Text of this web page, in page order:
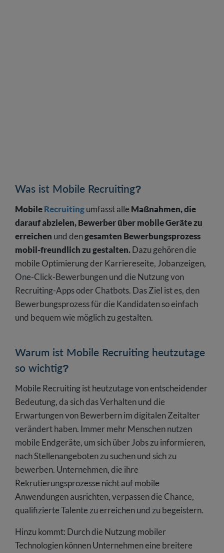
Was ist Mobile Recruiting?
MobileRecruitingumfasst alle Maßnahmen, die
darauf abzielen, Bewerber über mobile Geräte zu
erreichen und dengesamten Bewerbungsprozess
mobil-freundlich zu gestalten.Dazu gehören die
mobile Optimierung der Karriereseite, Jobanzeigen,
One-Click-Bewerbungen und die Nutzung von
Recruiting-Apps oder Chatbots. Das Ziel ist es, den
Bewerbungsprozess für die Kandidaten so einfach
und bequem wie möglich zu gestalten.
Warum ist Mobile Recruiting heutzutage
so wichtig?
Mobile Recruiting ist heutzutage von entscheidender
Bedeutung, da sich das Verhalten und die
Erwartungen von Bewerbern im digitalen Zeitalter
verändert haben. Immer mehr Menschen nutzen
mobile Endgeräte, um sich über Jobs zu informieren,
nach Stellenangeboten zu suchen und sich zu
bewerben. Unternehmen, die ihre
Rekrutierungsprozesse nicht auf mobile
Anwendungen ausrichten, verpassen die Chance,
qualifizierte Talente zu erreichen und zu begeistern.
Hinzu kommt: Durch die Nutzung mobiler
Technologien können Unternehmen eine breitere